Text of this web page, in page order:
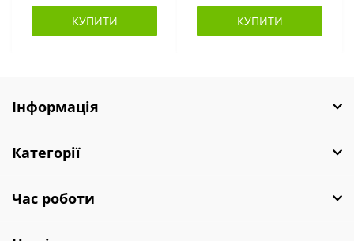
КУПИТИ КУПИТИ
Інформація
Категорії
Час роботи